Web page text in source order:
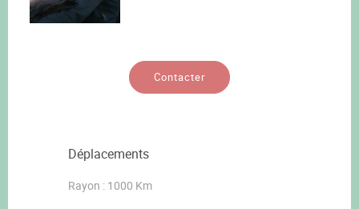
Contacter
Déplacements
Rayon : 1000 Km